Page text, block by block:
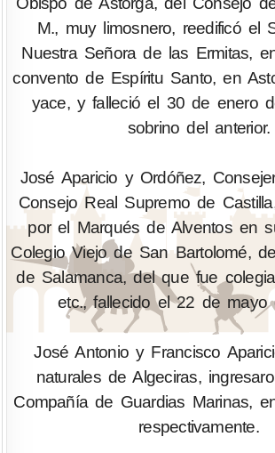
M., muy limosnero, reedificó el
Nuestra Señora de las Ermitas,
convento de Espíritu Santo, en
yace, y falleció el 30 de enero
sobrino del anterior.
José Aparicio y Ordóñez,
Consejo Real Supremo de
por el Marqués de Alventos en
Colegio Viejo de San Bartolomé,
de Salamanca, del que fue
etc., fallecido el 22 de mayo
José Antonio y Francisco
naturales de Algeciras,
Compañía de Guardias Marinas,
respectivamente.